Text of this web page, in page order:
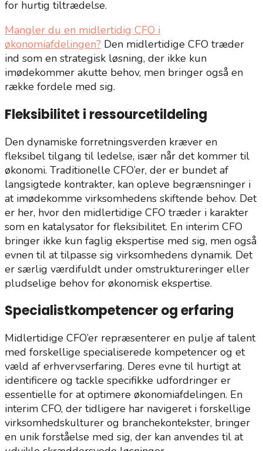
for hurtig tiltrædelse.
Mangler du en midlertidig CFO i
økonomiafdelingen? Den midlertidige CFO træder
ind som en strategisk løsning, der ikke kun
imødekommer akutte behov, men bringer også en
række fordele med sig.
Fleksibilitet i ressourcetildeling
Den dynamiske forretningsverden kræver en
fleksibel tilgang til ledelse, især når det kommer til
økonomi. Traditionelle CFO’er, der er bundet af
langsigtede kontrakter, kan opleve begrænsninger i
at imødekomme virksomhedens skiftende behov. Det
er her, hvor den midlertidige CFO træder i karakter
som en katalysator for fleksibilitet. En interim CFO
bringer ikke kun faglig ekspertise med sig, men også
evnen til at tilpasse sig virksomhedens dynamik. Det
er særlig værdifuldt under omstruktureringer eller
pludselige behov for økonomisk ekspertise.
Specialistkompetencer og erfaring
Midlertidige CFO’er repræsenterer en pulje af talent
med forskellige specialiserede kompetencer og et
væld af erhvervserfaring. Deres evne til hurtigt at
identificere og tackle specifikke udfordringer er
essentielle for at optimere økonomiafdelingen. En
interim CFO, der tidligere har navigeret i forskellige
virksomhedskulturer og branchekontekster, bringer
en unik forståelse med sig, der kan anvendes til at